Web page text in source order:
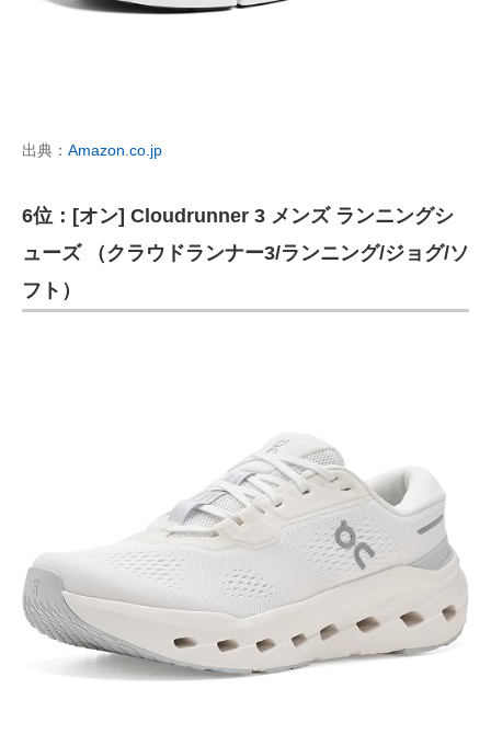
出典： Amazon.co.jp
6位：[オン] Cloudrunner 3 メンズ ランニングシ
ューズ （クラウドランナー3/ランニング/ジョグ/ソ
フト）